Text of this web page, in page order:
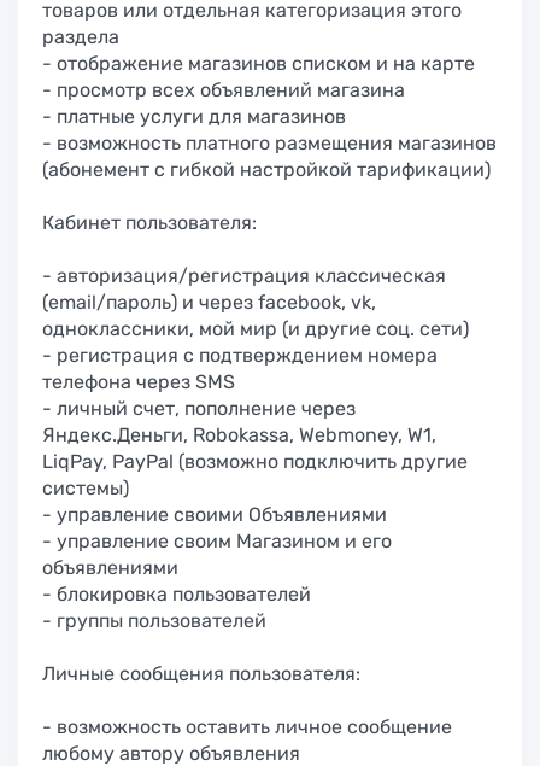
товаров или отдельная категоризация этого
раздела
- отображение магазинов списком и на карте
- просмотр всех объявлений магазина
- платные услуги для магазинов
- возможность платного размещения магазинов
(абонемент с гибкой настройкой тарификации)
Кабинет пользователя:
- авторизация/регистрация классическая
(email/пароль) и через facebook, vk,
одноклассники, мой мир (и другие соц. сети)
- регистрация с подтверждением номера
телефона через SMS
- личный счет, пополнение через
Яндекс.Деньги, Robokassa, Webmoney, W1,
LiqPay, PayPal (возможно подключить другие
системы)
- управление своими Объявлениями
- управление своим Магазином и его
объявлениями
- блокировка пользователей
- группы пользователей
Личные сообщения пользователя:
- возможность оставить личное сообщение
любому автору объявления